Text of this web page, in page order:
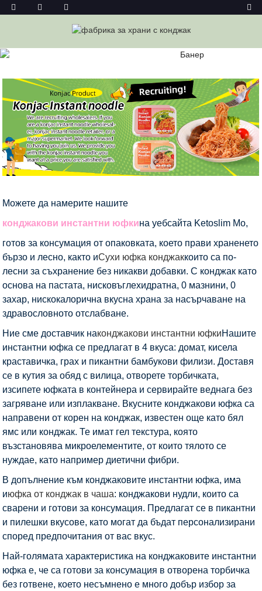
Конджакови Юфки
Можете да намерите нашите
конджакови инстантни юфкина уебсайта Ketoslim Mo,
готов за консумация от опаковката, което прави храненето
бързо и лесно, както иСухи юфка конджаккоито са по-
лесни за съхранение без никакви добавки. С конджак като
основа на пастата, нисковъглехидратна, 0 мазнини, 0
захар, нискокалорична вкусна храна за насърчаване на
здравословното отслабване.
Ние сме доставчик наконджакови инстантни юфкиНашите
инстантни юфка се предлагат в 4 вкуса: домат, кисела
краставичка, грах и пикантни бамбукови филизи. Доставя
се в кутия за обяд с вилица, отворете торбичката,
изсипете юфката в контейнера и сервирайте веднага без
загряване или изплакване. Вкусните конджакови юфка са
направени от корен на конджак, известен още като бял
ямс или конджак. Те имат гел текстура, която
възстановява микроелементите, от които тялото се
нуждае, като например диетични фибри.
В допълнение към конджаковите инстантни юфка, има
июфка от конджак в чаша: конджакови нудли, които са
сварени и готови за консумация. Предлагат се в пикантни
и пилешки вкусове, като могат да бъдат персонализирани
според предпочитания от вас вкус.
Най-голямата характеристика на конджаковите инстантни
юфка е, че са готови за консумация в отворена торбичка
без готвене, което несъмнено е много добър избор за